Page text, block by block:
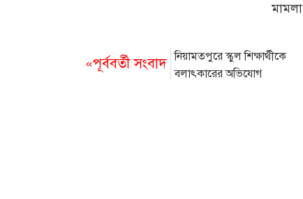
মামলা
«পূর্ববর্তী সংবাদ নিয়ামতপুরে স্কুল শিক্ষার্থীকে
বলাৎকারের অভিযোগ